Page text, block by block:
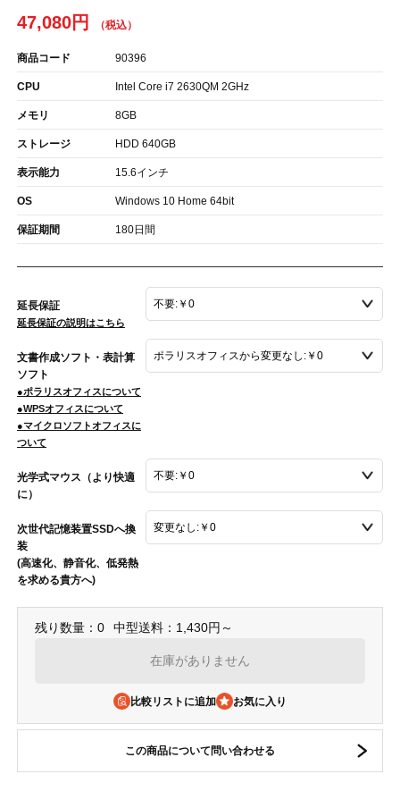
47,080円
商品コード 90396
CPU Intel Core i7 2630QM 2GHz
メモリ 8GB
ストレージ HDD 640GB
表示能力 15.6インチ
OS Windows 10 Home 64bit
保証期間 180日間
延長保証
延長保証の説明はこちら
文書作成ソフト・表計算
ソフト
●ポラリスオフィスについて
●WPSオフィスについて
●マイクロソフトオフィスに
ついて
光学式マウス（より快適
に）
次世代記憶装置SSDへ換
装
(高速化、静音化、低発熱
を求める貴方へ)
残り数量：0 中型送料：1,430円～
在庫がありません
比較リストに追加
この商品について問い合わせる